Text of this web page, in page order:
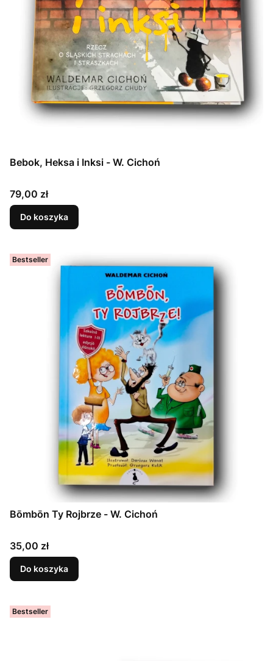
Bebok, Heksa i Inksi - W. Cichoń
Cena
79,00 zł
Do koszyka
Bestseller
Bōmbōn Ty Rojbrze - W. Cichoń
Cena
35,00 zł
Do koszyka
Bestseller